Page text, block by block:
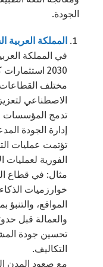
الجودة.
المملكة العربية
في المملكة
2030
مختلف القطاعات.
الاصطناعي
تدمج المؤسسات
إدارة الجودة
تؤتمت عمليات
الفورية لعمليات
مثال: في قطاع
خوارزميات
المواقع، والتنبؤ
والعمالة قبل
تحسين جودة
التكاليف.
مع صعود المدن